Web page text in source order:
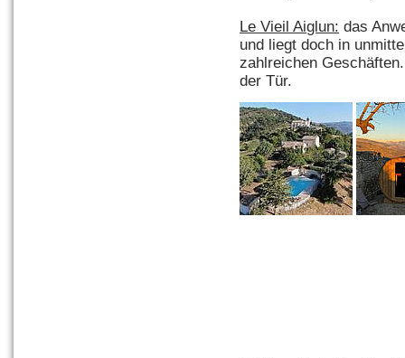
Le Vieil Aiglun: das
und liegt doch in
zahlreichen
der Tür.